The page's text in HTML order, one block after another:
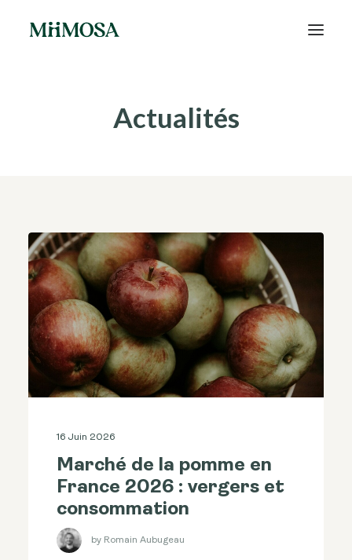
Recherche
Actualités
16 Juin 2026
Marché de la pomme en
France 2026 : vergers et
consommation
by Romain Aubugeau